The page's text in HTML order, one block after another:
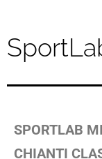
SPORTLAB
CHIANTI